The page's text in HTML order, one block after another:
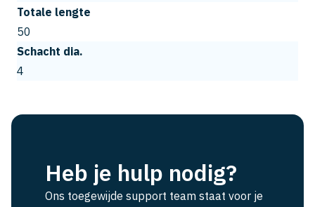
Totale lengte
50
Schacht dia.
4
Heb je hulp nodig?
Ons toegewijde support team staat voor je